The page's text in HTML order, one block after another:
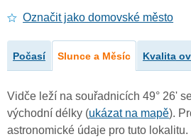
Označit jako domovské město
Počasí Slunce a Měsíc Kvalita
Vidče leží na souřadnicích 49° 26'
východní délky (ukázat na mapě).
astronomické údaje pro tuto lokalitu.